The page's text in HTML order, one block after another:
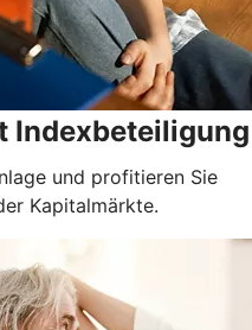
Indexbeteiligung
und profitieren Sie
Kapitalmärkte.